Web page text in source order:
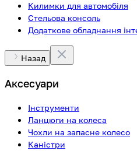
Килимки для автомобіля
Стельова консоль
Додаткове обладнання
Назад
Аксесуари
Інструменти
Ланцюги на колеса
Чохли на запасне колесо
Каністри